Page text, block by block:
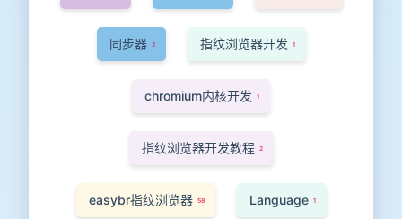
同步器 2 指纹浏览器开发 1
chromium内核开发 1
指纹浏览器开发教程 2
easybr指纹浏览器 58 Language 1